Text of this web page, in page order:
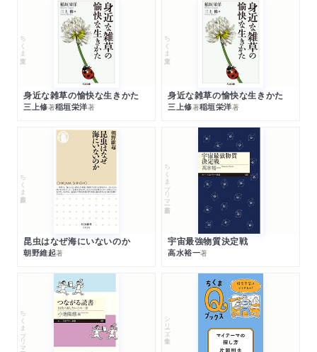
ちくま文庫
身近な雑草の愉快な生きかた
三上修著稲垣栄洋著
ちくま文庫
身近な雑草の愉快な生きかた
三上修著稲垣栄洋著
ちくま新書
昆虫はなぜ海にいないのか
朝野維起著
ちくまプリマー新書
宇宙最強物質決定戦
高水裕一著
ちくまプリマー新書 シリーズ・全集